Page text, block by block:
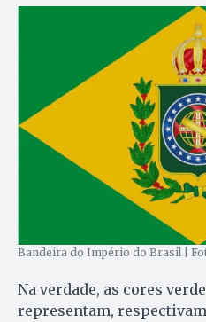
Bandeira do Império do Brasil |
Na verdade, as cores
representam,